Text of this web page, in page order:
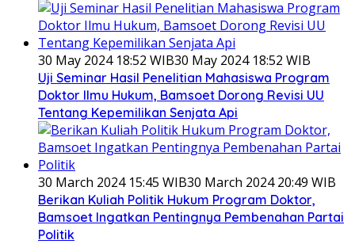
30 May 2024 18:52 WIB30 May 2024 18:52 WIB
Uji Seminar Hasil Penelitian Mahasiswa Program
Doktor Ilmu Hukum, Bamsoet Dorong Revisi UU
Tentang Kepemilikan Senjata Api
30 March 2024 15:45 WIB30 March 2024 20:49 WIB
Berikan Kuliah Politik Hukum Program Doktor,
Bamsoet Ingatkan Pentingnya Pembenahan Partai
Politik